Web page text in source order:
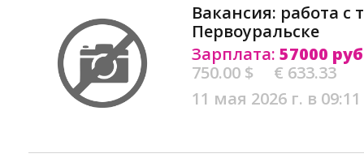
Вакансия: работа с
Первоуральске
Зарплата: 57000
750.00 $
€ 633.33
11 мая 2026 г. в 09:11